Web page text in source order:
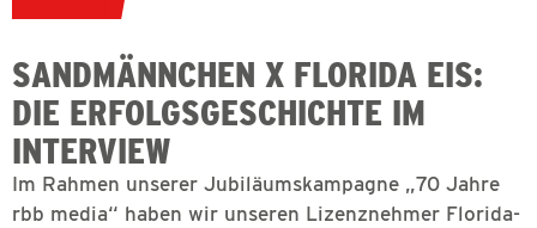
SANDMÄNNCHEN X FLORIDA EIS:
DIE ERFOLGSGESCHICHTE IM
INTERVIEW
Im Rahmen unserer Jubiläumskampagne „70 Jahre
rbb media“ haben wir unseren Lizenznehmer Florida-